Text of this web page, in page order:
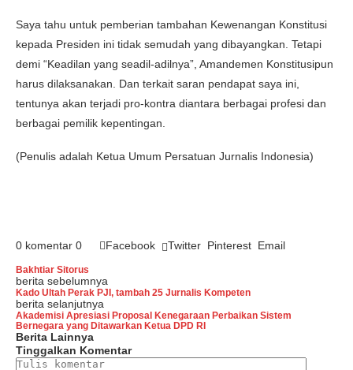
Saya tahu untuk pemberian tambahan Kewenangan Konstitusi
kepada Presiden ini tidak semudah yang dibayangkan. Tetapi
demi “Keadilan yang seadil-adilnya”, Amandemen Konstitusipun
harus dilaksanakan. Dan terkait saran pendapat saya ini,
tentunya akan terjadi pro-kontra diantara berbagai profesi dan
berbagai pemilik kepentingan.
(Penulis adalah Ketua Umum Persatuan Jurnalis Indonesia)
0 komentar 0 Facebook Twitter Pinterest Email
Bakhtiar Sitorus
berita sebelumnya
Kado Ultah Perak PJI, tambah 25 Jurnalis Kompeten
berita selanjutnya
Akademisi Apresiasi Proposal Kenegaraan Perbaikan Sistem
Bernegara yang Ditawarkan Ketua DPD RI
Berita Lainnya
Tinggalkan Komentar